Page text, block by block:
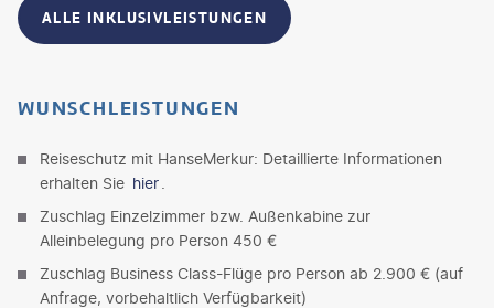
ALLE INKLUSIVLEISTUNGEN
WUNSCHLEISTUNGEN
Reiseschutz mit HanseMerkur: Detaillierte Informationen
erhalten Sie hier
Zuschlag Einzelzimmer bzw. Außenkabine zur
Alleinbelegung pro Person 450 €
Zuschlag Business Class-Flüge pro Person ab 2.900 € (auf
Anfrage, vorbehaltlich Verfügbarkeit)